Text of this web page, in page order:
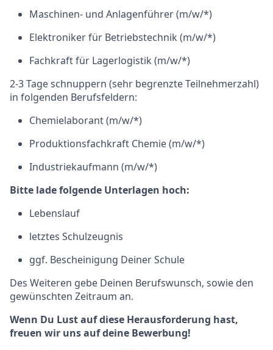
Maschinen- und Anlagenführer (m/w/*)
Elektroniker für Betriebstechnik (m/w/*)
Fachkraft für Lagerlogistik (m/w/*)
2-3 Tage schnuppern (sehr begrenzte Teilnehmerzahl)
in folgenden Berufsfeldern:
Chemielaborant (m/w/*)
Produktionsfachkraft Chemie (m/w/*)
Industriekaufmann (m/w/*)
Bitte lade folgende Unterlagen hoch:
Lebenslauf
letztes Schulzeugnis
ggf. Bescheinigung Deiner Schule
Des Weiteren gebe Deinen Berufswunsch, sowie den
gewünschten Zeitraum an.
Wenn Du Lust auf diese Herausforderung hast,
freuen wir uns auf deine Bewerbung!